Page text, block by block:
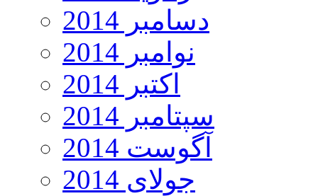
دسامبر 2014
نوامبر 2014
اکتبر 2014
سپتامبر 2014
آگوست 2014
جولای 2014